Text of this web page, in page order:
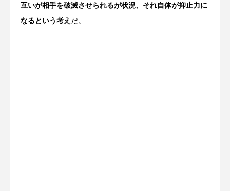
互いが相手を破滅させられるが状況、それ自体が抑止力に
なるという考え だ。